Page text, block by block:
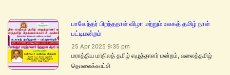
பாவேந்தர் பிறந்தநாள் விழா மற்றும் உலகத் தமிழ் நாள்
பட்டிமன்றம்
25 Apr 2025 9:35 pm
மராத்திய மாநிலத் தமிழ் எழுத்தாளர் மன்றம், வலைத்தமிழ்
தொலைக்காட்சி